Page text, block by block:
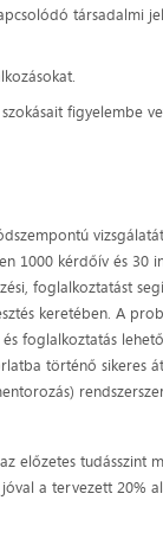
társadalmi
figyelembe
1000 kérdőív és 30
foglalkoztatást
keretében. A
foglalkoztatás
történő sikeres
előzetes tudásszint
a tervezett 20%